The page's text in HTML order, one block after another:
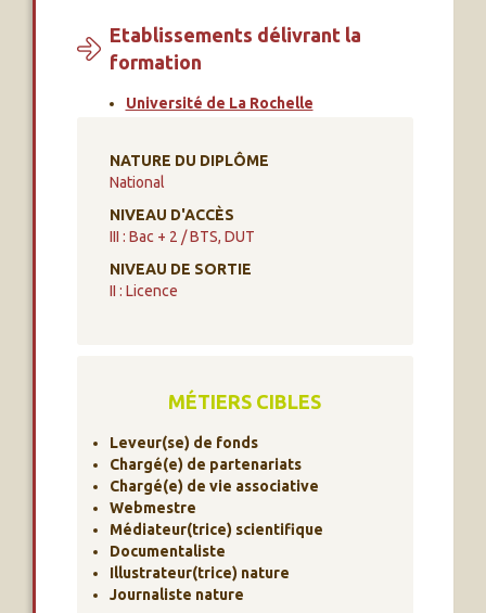
Etablissements délivrant la
formation
Université de La Rochelle
NATURE DU DIPLÔME
National
NIVEAU D'ACCÈS
III : Bac + 2 / BTS, DUT
NIVEAU DE SORTIE
II : Licence
MÉTIERS CIBLES
Leveur(se) de fonds
Chargé(e) de partenariats
Chargé(e) de vie associative
Webmestre
Médiateur(trice) scientifique
Documentaliste
Illustrateur(trice) nature
Journaliste nature